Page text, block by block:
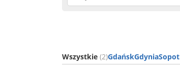
Wszystkie (2)GdańskGdyniaSopot